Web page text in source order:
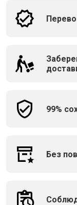
99%
Без